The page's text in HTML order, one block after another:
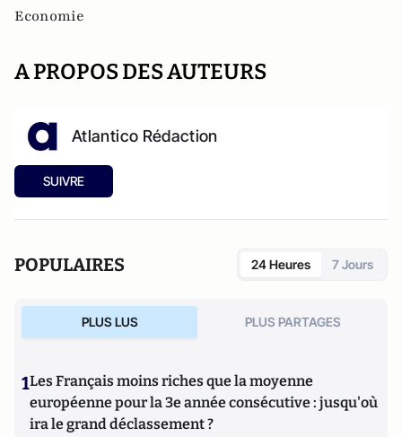
Economie
A PROPOS DES AUTEURS
Atlantico Rédaction
SUIVRE
POPULAIRES 24 Heures 7 Jours
PLUS LUS PLUS PARTAGES
1Les Français moins riches que la moyenne
européenne pour la 3e année consécutive : jusqu'où
ira le grand déclassement ?